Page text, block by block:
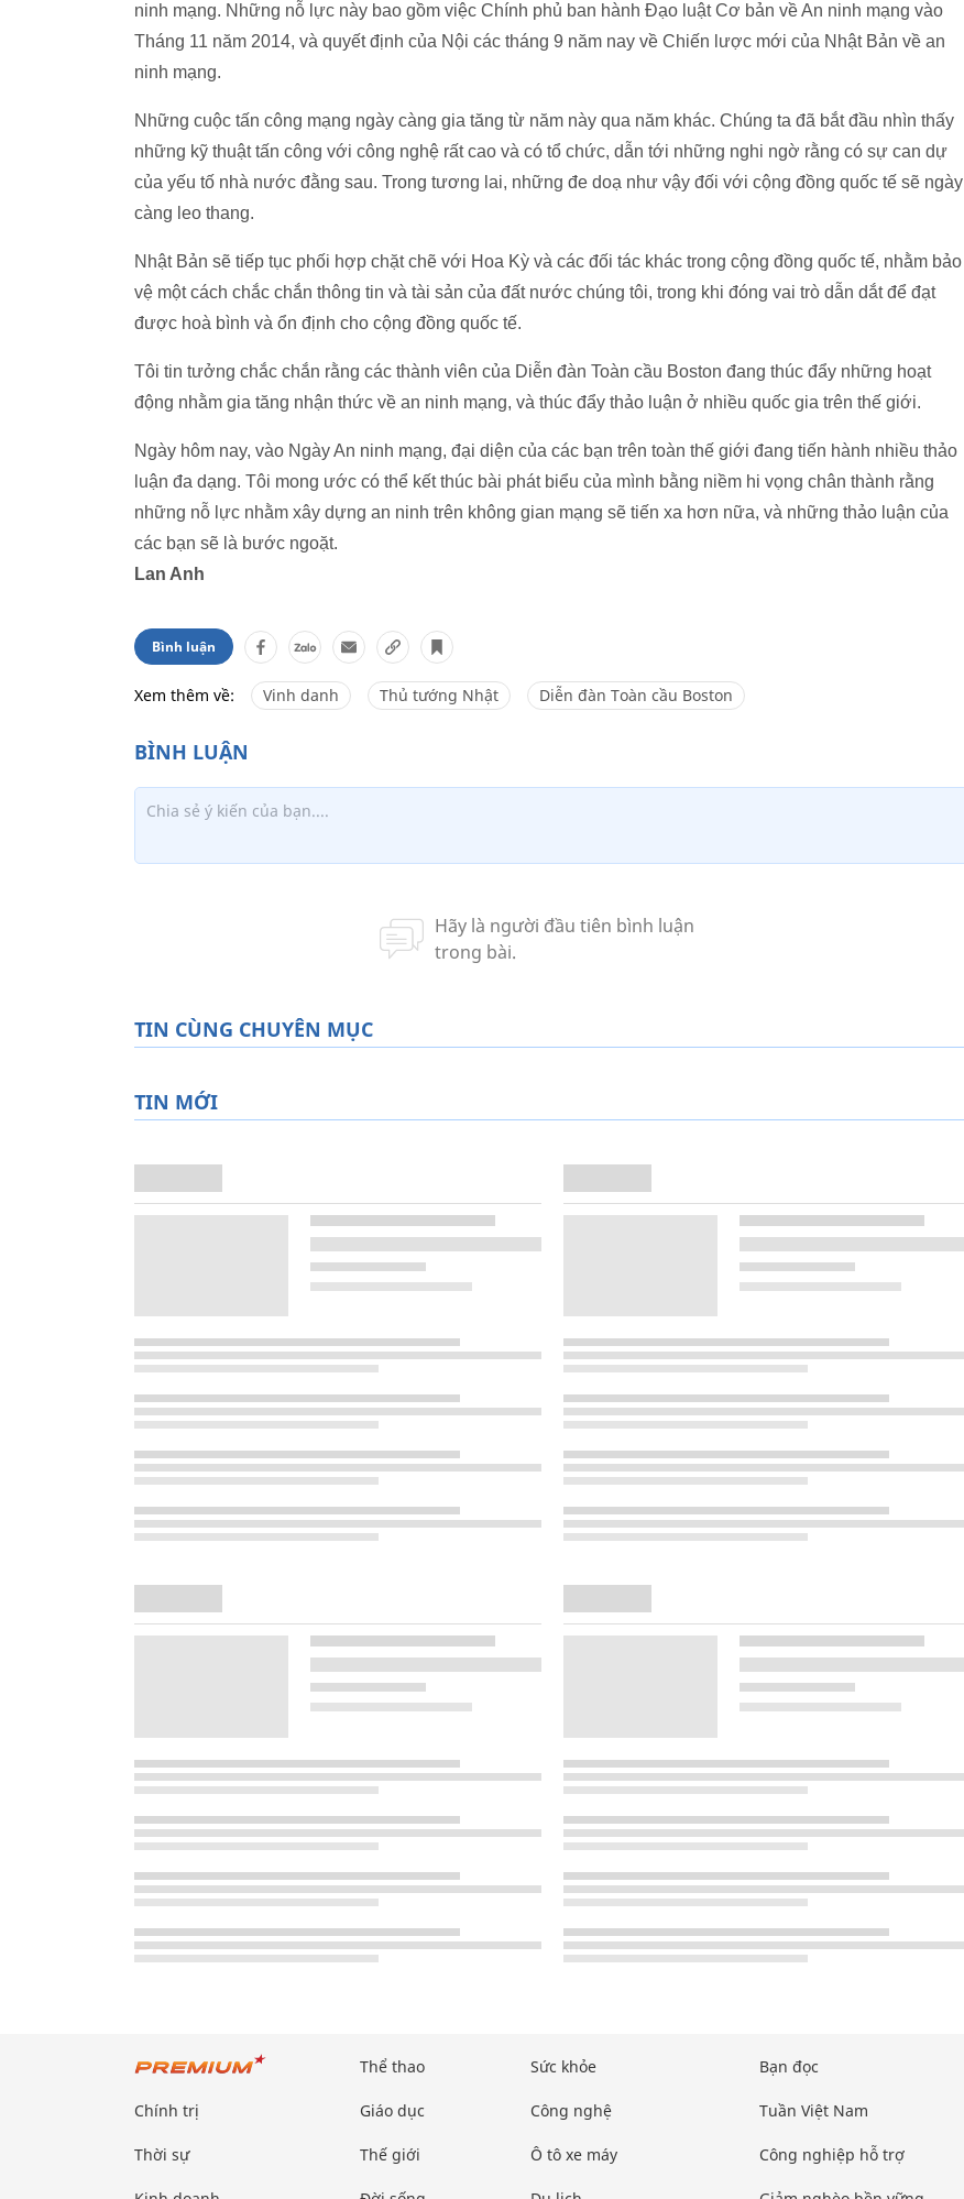
ninh mạng. Những nỗ lực này bao gồm việc Chính phủ ban hành Đạo luật Cơ bản về An ninh mạng vào
Tháng 11 năm 2014, và quyết định của Nội các tháng 9 năm nay về Chiến lược mới của Nhật Bản về an
ninh mạng.
Những cuộc tấn công mạng ngày càng gia tăng từ năm này qua năm khác. Chúng ta đã bắt đầu nhìn thấy
những kỹ thuật tấn công với công nghệ rất cao và có tổ chức, dẫn tới những nghi ngờ rằng có sự can dự
của yếu tố nhà nước đằng sau. Trong tương lai, những đe doạ như vậy đối với cộng đồng quốc tế sẽ ngày
càng leo thang.
Nhật Bản sẽ tiếp tục phối hợp chặt chẽ với Hoa Kỳ và các đối tác khác trong cộng đồng quốc tế, nhằm bảo
vệ một cách chắc chắn thông tin và tài sản của đất nước chúng tôi, trong khi đóng vai trò dẫn dắt để đạt
được hoà bình và ổn định cho cộng đồng quốc tế.
Tôi tin tưởng chắc chắn rằng các thành viên của Diễn đàn Toàn cầu Boston đang thúc đẩy những hoạt
động nhằm gia tăng nhận thức về an ninh mạng, và thúc đẩy thảo luận ở nhiều quốc gia trên thế giới.
Ngày hôm nay, vào Ngày An ninh mạng, đại diện của các bạn trên toàn thế giới đang tiến hành nhiều thảo
luận đa dạng. Tôi mong ước có thể kết thúc bài phát biểu của mình bằng niềm hi vọng chân thành rằng
những nỗ lực nhằm xây dựng an ninh trên không gian mạng sẽ tiến xa hơn nữa, và những thảo luận của
các bạn sẽ là bước ngoặt.
Lan Anh
Bình luận
Xem thêm về: Vinh danh Thủ tướng Nhật Diễn đàn Toàn cầu Boston
TIN CÙNG CHUYÊN MỤC
TIN MỚI
Chính trị
Thời sự
Thể thao
Giáo dục
Thế giới
Sức khỏe
Công nghệ
Ô tô xe máy
Bạn đọc
Tuần Việt Nam
Công nghiệp hỗ trợ